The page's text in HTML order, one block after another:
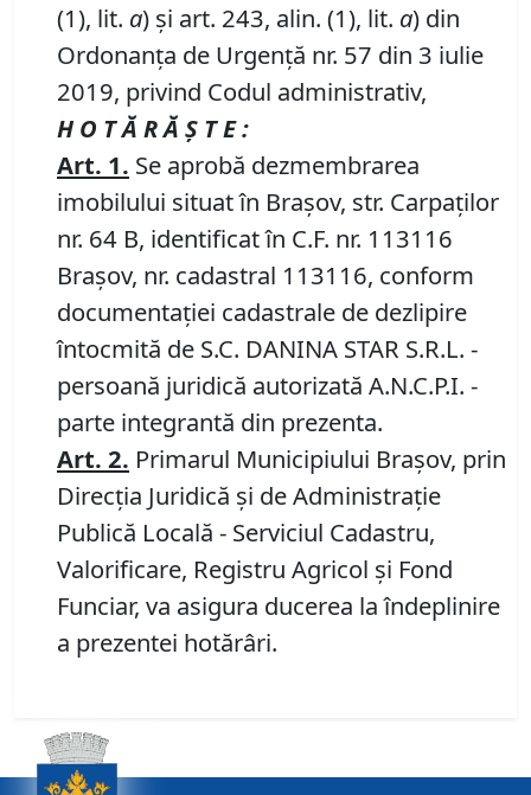
(1), lit. a) și art. 243, alin. (1), lit. a) din
Ordonanța de Urgență nr. 57 din 3 iulie
2019, privind Codul administrativ,
H O T Ă R Ă Ş T E :
Art. 1. Se aprobă dezmembrarea
imobilului situat în Brașov, str. Carpaților
nr. 64 B, identificat în C.F. nr. 113116
Brașov, nr. cadastral 113116, conform
documentației cadastrale de dezlipire
întocmită de S.C. DANINA STAR S.R.L. -
persoană juridică autorizată A.N.C.P.I. -
parte integrantă din prezenta.
Art. 2. Primarul Municipiului Brașov, prin
Direcția Juridică și de Administrație
Publică Locală - Serviciul Cadastru,
Valorificare, Registru Agricol și Fond
Funciar, va asigura ducerea la îndeplinire
a prezentei hotărâri.